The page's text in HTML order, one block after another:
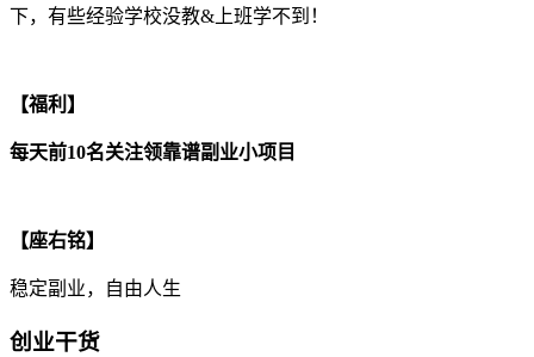
下，有些经验学校没教&上班学不到！
【福利】
每天前10名关注领靠谱副业小项目
【座右铭】
稳定副业，自由人生
创业干货